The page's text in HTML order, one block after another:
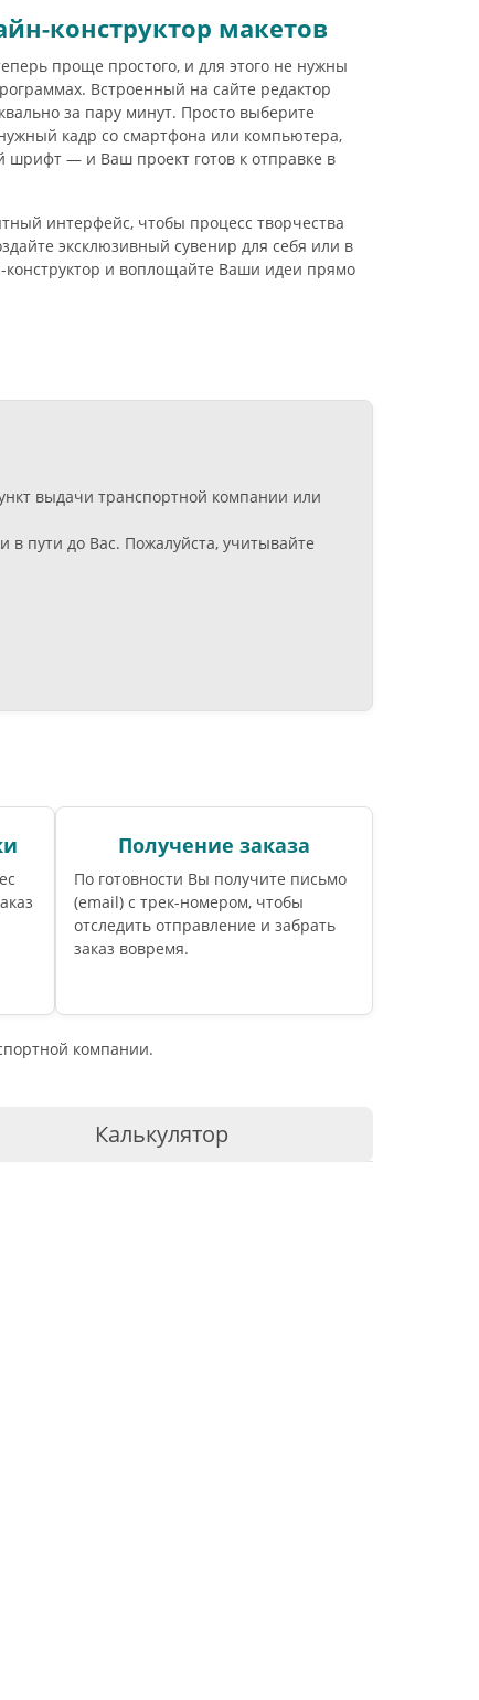
конструктор макетов
проще простого, и для этого не нужны
Встроенный на сайте редактор
за пару минут. Просто выберите
кадр со смартфона или компьютера,
шрифт — и Ваш проект готов к отправке в
интерфейс, чтобы процесс творчества
эксклюзивный сувенир для себя или в
и воплощайте Ваши идеи прямо
выдачи транспортной компании или
пути до Вас. Пожалуйста, учитывайте
Получение заказа
По готовности Вы получите письмо
(email) c трек-номером, чтобы
отследить отправление и забрать
заказ вовремя.
компании.
Калькулятор